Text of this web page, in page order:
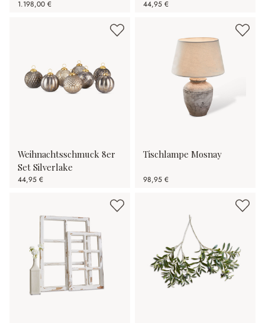
1.198,00 € 44,95 €
Weihnachtsschmuck 8er
Set Silverlake
44,95 €
Tischlampe Mosnay
98,95 €